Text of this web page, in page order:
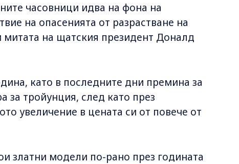
часовници идва на фона на
на опасенията от разрастване на
митата на щатския президент Доналд
като в последните дни премина за
за тройунция, след като през
увеличение в цената си от повече от
златни модели по-рано през годината